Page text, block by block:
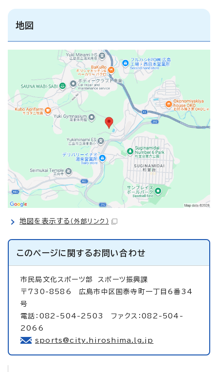
地図
地図を表示する （外部リンク）
このページに関するお問い合わせ
市民局文化スポーツ部 スポーツ振興課
〒730-8586 広島市中区国泰寺町一丁目6番34
号
電話：082-504-2503 ファクス：082-504-
2066
sports@city.hiroshima.lg.jp